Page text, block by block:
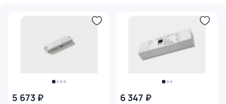
5 673 ₽ 6 347 ₽